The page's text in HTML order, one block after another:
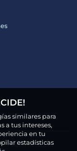
similares para
a tus intereses,
en tu
estadísticas